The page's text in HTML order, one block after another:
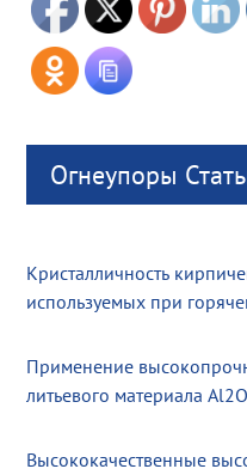
Огнеупоры
Кристалличность
используемых при
Применение
литьевого материала
Высококачественные